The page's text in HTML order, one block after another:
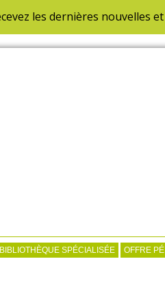
BIBLIOTHÈQUE SPÉCIALISÉE OFFRE